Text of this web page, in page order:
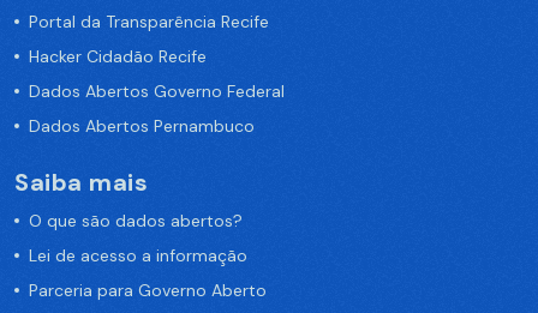
Portal da Transparência Recife
Hacker Cidadão Recife
Dados Abertos Governo Federal
Dados Abertos Pernambuco
Saiba mais
O que são dados abertos?
Lei de acesso a informação
Parceria para Governo Aberto